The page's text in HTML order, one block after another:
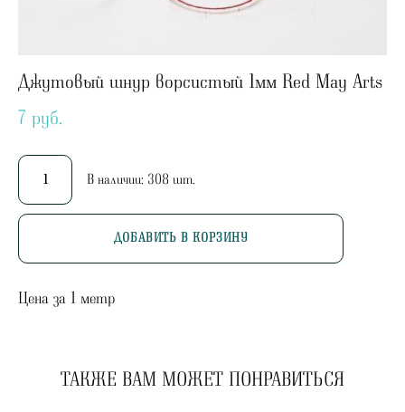
Джутовый шнур ворсистый 1мм Red May Arts
7 pуб.
В наличии: 308 шт.
ДОБАВИТЬ В КОРЗИНУ
Цена за 1 метр
ТАКЖЕ ВАМ МОЖЕТ ПОНРАВИТЬСЯ